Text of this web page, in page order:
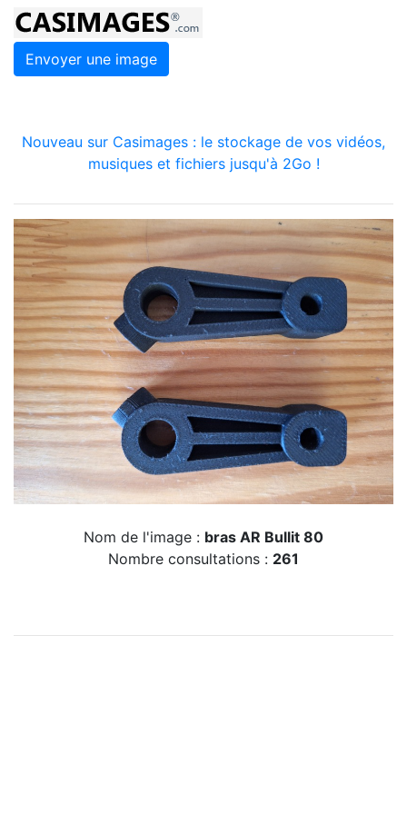
Envoyer une image
Nouveau sur Casimages : le stockage de vos vidéos,
musiques et fichiers jusqu'à 2Go !
Nom de l'image : bras AR Bullit 80
Nombre consultations : 261